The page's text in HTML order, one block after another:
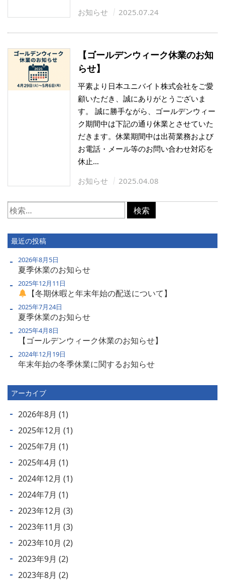
お知らせ
2025.07.24
【ゴールデンウィーク休業のお知
らせ】
平素より日本ユニバイト株式会社をご愛
顧いただき、誠にありがとうございま
す。 誠に勝手ながら、ゴールデンウィー
ク期間中は下記の通り休業とさせていた
だきます。休業期間中は出荷業務および
お電話・メール等のお問い合わせ対応を
休止…
お知らせ
2025.04.08
検
索:
最近の投稿
夏季休業のお知らせ
2026年8月5日
【冬期休暇と年末年始の配送について】
2025年12月11日
夏季休業のお知らせ
2025年7月24日
【ゴールデンウィーク休業のお知らせ】
2025年4月8日
年末年始の冬季休業に関するお知らせ
2024年12月19日
アーカイブ
2026年8月 (1)
2025年12月 (1)
2025年7月 (1)
2025年4月 (1)
2024年12月 (1)
2024年7月 (1)
2023年12月 (3)
2023年11月 (3)
2023年10月 (2)
2023年9月 (2)
2023年8月 (2)